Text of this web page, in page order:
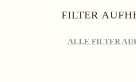
FILTER
ALLE FILTER